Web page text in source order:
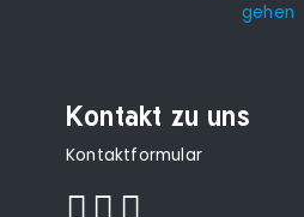
Kontakt zu uns
Kontaktformular